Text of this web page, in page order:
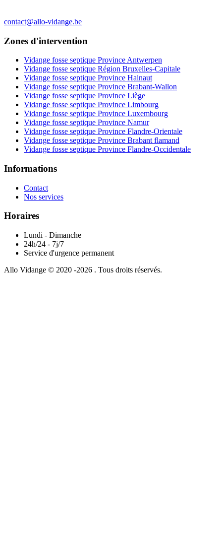
contact@allo-vidange.be
Zones d'intervention
Vidange fosse septique Province Antwerpen
Vidange fosse septique Région Bruxelles-Capitale
Vidange fosse septique Province Hainaut
Vidange fosse septique Province Brabant-Wallon
Vidange fosse septique Province Liège
Vidange fosse septique Province Limbourg
Vidange fosse septique Province Luxembourg
Vidange fosse septique Province Namur
Vidange fosse septique Province Flandre-Orientale
Vidange fosse septique Province Brabant flamand
Vidange fosse septique Province Flandre-Occidentale
Informations
Contact
Nos services
Horaires
Lundi - Dimanche
24h/24 - 7j/7
Service d'urgence permanent
Allo Vidange © 2020 -2026 . Tous droits réservés.